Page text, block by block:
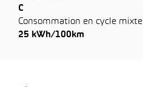
C
Consommation en cycle mixte
25 kWh/100km